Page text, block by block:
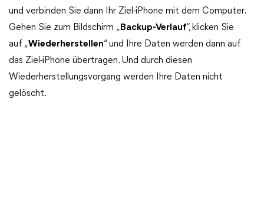
und verbinden Sie dann Ihr Ziel-iPhone mit dem Computer.
Gehen Sie zum Bildschirm „ Backup-Verlauf“, klicken Sie
auf „Wiederherstellen“ und Ihre Daten werden dann auf
das Ziel-iPhone übertragen. Und durch diesen
Wiederherstellungsvorgang werden Ihre Daten nicht
gelöscht.